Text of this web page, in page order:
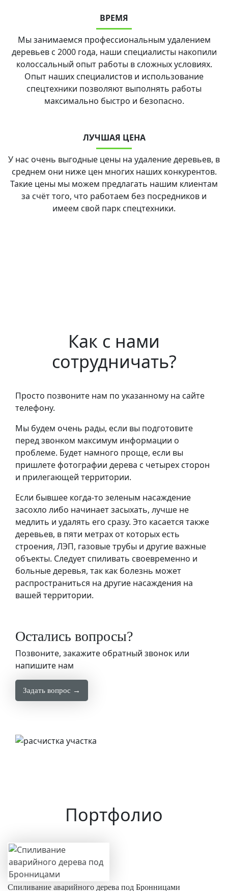
ВРЕМЯ
Мы занимаемся профессиональным удалением
деревьев с 2000 года, наши специалисты накопили
колоссальный опыт работы в сложных условиях.
Опыт наших специалистов и использование
спецтехники позволяют выполнять работы
максимально быстро и безопасно.
ЛУЧШАЯ ЦЕНА
У нас очень выгодные цены на удаление деревьев, в
среднем они ниже цен многих наших конкурентов.
Такие цены мы можем предлагать нашим клиентам
за счёт того, что работаем без посредников и
имеем свой парк спецтехники.
Как с нами
сотрудничать?
Просто позвоните нам по указанному на сайте
телефону.
Мы будем очень рады, если вы подготовите
перед звонком максимум информации о
проблеме. Будет намного проще, если вы
пришлете фотографии дерева с четырех сторон
и прилегающей территории.
Если бывшее когда-то зеленым насаждение
засохло либо начинает засыхать, лучше не
медлить и удалять его сразу. Это касается также
деревьев, в пяти метрах от которых есть
строения, ЛЭП, газовые трубы и другие важные
объекты. Следует спиливать своевременно и
больные деревья, так как болезнь может
распространиться на другие насаждения на
вашей территории.
Остались вопросы?
Позвоните, закажите обратный звонок или
напишите нам
Задать вопрос →
Портфолио
Спиливание аварийного дерева под Бронницами